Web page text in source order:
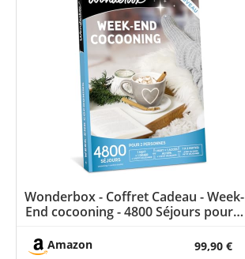
Wonderbox - Coffret Cadeau - Week-
End cocooning - 4800 Séjours pour 2
Accès au Spa... - Idée Cadeau Couple
Amazon 99,90 €